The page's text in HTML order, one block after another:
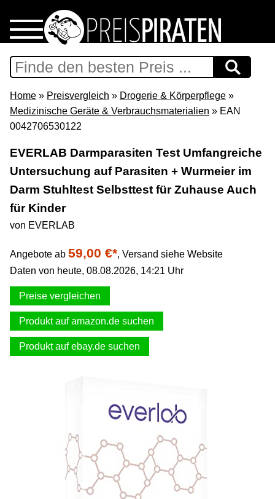
Home
Download
Preispiraten auf Facebook
Support & Newsletter
Presse
Datenschutz
Impressum
Home » Preisvergleich » Drogerie & Körperpflege »
Medizinische Geräte & Verbrauchsmaterialien » EAN
0042706530122
EVERLAB Darmparasiten Test Umfangreiche
Untersuchung auf Parasiten + Wurmeier im
Darm Stuhltest Selbsttest für Zuhause Auch
für Kinder
von EVERLAB
Angebote ab 59,00 €*, Versand siehe Website
Daten von heute, 08.08.2026, 14:21 Uhr
Preise vergleichen
Produkt auf amazon.de suchen
Produkt auf ebay.de suchen